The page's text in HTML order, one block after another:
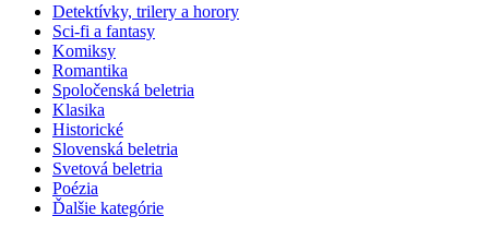
Detektívky, trilery a horory
Sci-fi a fantasy
Komiksy
Romantika
Spoločenská beletria
Klasika
Historické
Slovenská beletria
Svetová beletria
Poézia
Ďalšie kategórie